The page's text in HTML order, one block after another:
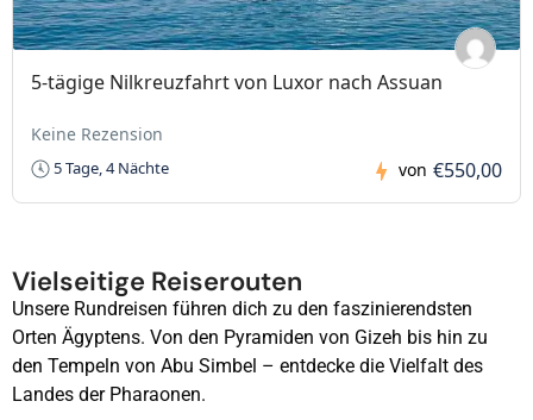
5-tägige Nilkreuzfahrt von Luxor nach Assuan
Keine Rezension
5 Tage, 4 Nächte von €550,00
Vielseitige Reiserouten
Unsere Rundreisen führen dich zu den faszinierendsten
Orten Ägyptens. Von den Pyramiden von Gizeh bis hin zu
den Tempeln von Abu Simbel – entdecke die Vielfalt des
Landes der Pharaonen.